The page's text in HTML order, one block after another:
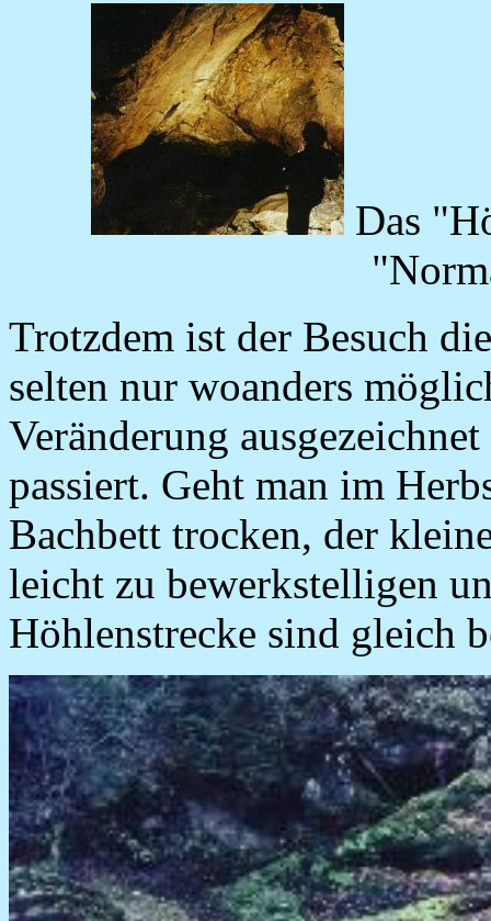
Das
Trotzdem ist der Besuch
selten nur woanders
Veränderung
passiert. Geht man im
Bachbett trocken, der
leicht zu bewerkstelligen
Höhlenstrecke sind gleich